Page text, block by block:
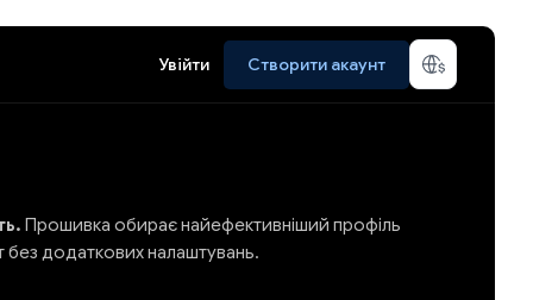
Увійти Створити акаунт
Прошивка обирає найефективніший профіль
без додаткових налаштувань.